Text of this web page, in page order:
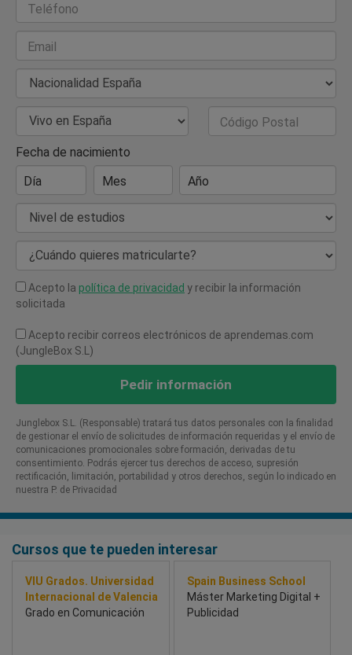
Teléfono
Email
Nacionalidad
País de Residencia
Código Postal
Fecha de nacimiento
Día
Mes Año
Nivel de estudios
¿Cuándo quieres matricularte?
Acepto la política de privacidad y recibir la información
solicitada
Acepto recibir correos electrónicos de aprendemas.com
(JungleBox S.L)
Pedir información
Junglebox S.L. (Responsable) tratará tus datos personales con la finalidad
de gestionar el envío de solicitudes de información requeridas y el envío de
comunicaciones promocionales sobre formación, derivadas de tu
consentimiento. Podrás ejercer tus derechos de acceso, supresión
rectificación, limitación, portabilidad y otros derechos, según lo indicado en
nuestra P. de Privacidad​
Cursos que te pueden interesar
VIU Grados. Universidad
Internacional de Valencia
Grado en Comunicación
Spain Business School
Máster Marketing Digital +
Publicidad